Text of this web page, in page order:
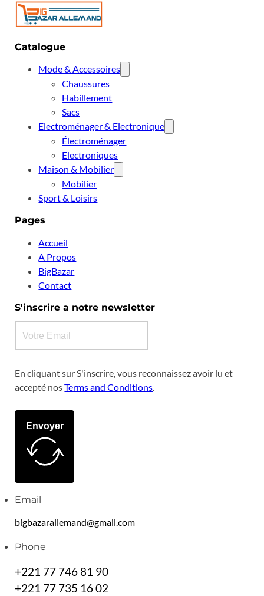
Catalogue
Mode & Accessoires
Chaussures
Habillement
Sacs
Electroménager & Electronique
Électroménager
Electroniques
Maison & Mobilier
Mobilier
Sport & Loisirs
Pages
Accueil
A Propos
BigBazar
Contact
S'inscrire a notre newsletter
En cliquant sur S'inscrire, vous reconnaissez avoir lu et
accepté nosTerms and Conditions
Envoyer
Email
bigbazarallemand@gmail.com
Phone
+221 77 746 81 90
+221 77 735 16 02